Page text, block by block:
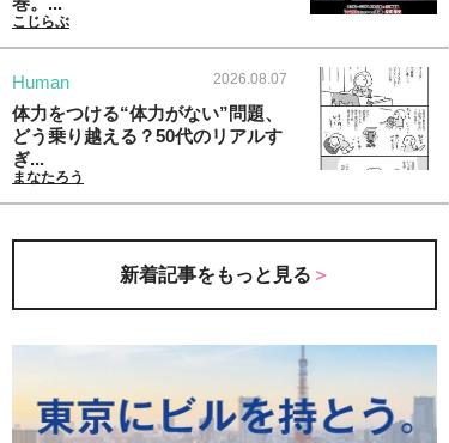
こじらぶ
Human 2026.08.07
体力をつける“体力がない”問題、
どう乗り越える？50代のリアルす
ぎ...
まなたろう
新着記事をもっと見る